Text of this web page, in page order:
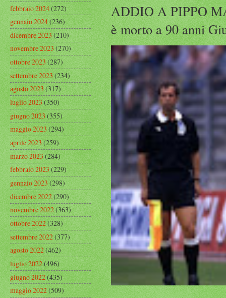
ADDIO A PIPPO
è morto a 90 anni
febbraio 2024(272)
gennaio 2024(236)
dicembre 2023(210)
novembre 2023(270)
ottobre 2023(287)
settembre 2023(234)
agosto 2023(317)
luglio 2023(350)
giugno 2023(355)
maggio 2023(294)
aprile 2023(259)
marzo 2023(284)
febbraio 2023(229)
gennaio 2023(298)
dicembre 2022(290)
novembre 2022(363)
ottobre 2022(328)
settembre 2022(377)
agosto 2022(462)
luglio 2022(496)
giugno 2022(435)
maggio 2022(509)